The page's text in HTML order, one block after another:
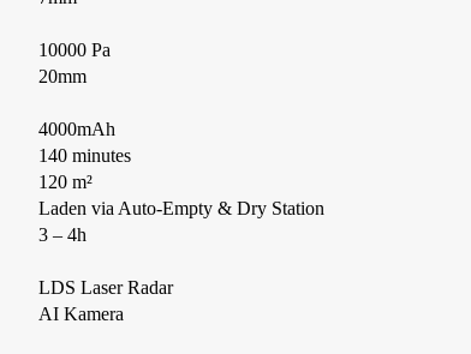
10000 Pa
20mm
4000mAh
140 minutes
120 m²
Laden via Auto-Empty & Dry Station
3 – 4h
LDS Laser Radar
AI Kamera